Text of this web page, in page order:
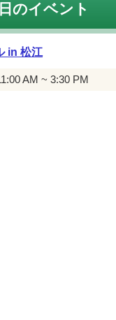
のイベント
in 松江
AM ~ 3:30 PM